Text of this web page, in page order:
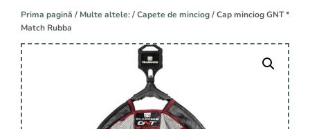
Prima pagină / Multe altele:/Capete de minciog/ Cap minciog GNT *
Match Rubba